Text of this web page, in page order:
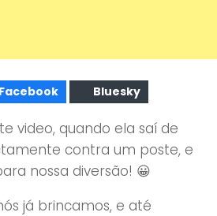
Facebook Bluesky
video, quando ela saí de
contra um poste, e
nossa diversão! 😀
já brincamos, e até